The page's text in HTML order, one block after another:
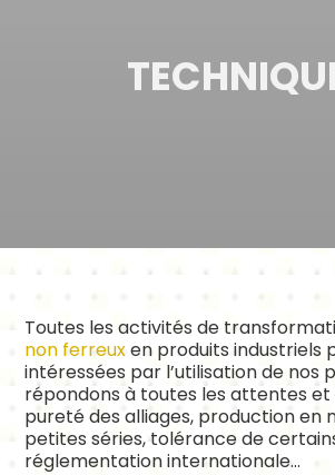
Toutes les activités de
non ferreuxen produits industriels
intéressées par l’utilisation de nos
répondons à toutes les attentes et
pureté des alliages, production en
petites séries, tolérance de
réglementation internationale…